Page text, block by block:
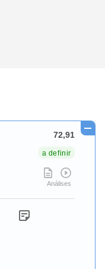
72,91
a definir